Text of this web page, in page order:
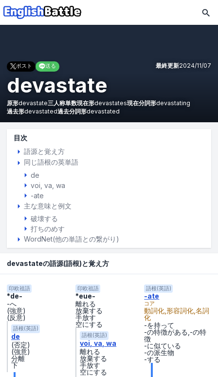
ポスト 送る 最終更新2024/11/07
devastate
原形devastate三人称単数現在形devastates現在分詞形devastating
過去形devastated過去分詞形devastated
目次
語源と覚え方
同じ語根の英単語
de
voi va wa
-ate
主な意味と例文
破壊する
打ちのめす
WordNet(他の単語との繋がり)
devastateの語源(語根)と覚え方
印欧祖語
*de-
-へ
(強意)
(反意)
語根(英語)
de
(否定)
(強意)
分離
下
印欧祖語
*eue-
離れる
放棄する
手放す
空にする
語根(英語)
voi va wa
離れる
放棄する
手放す
空にする
語根(英語)
-ate
コア
動詞化,形容詞化,名詞
化
-を持って
-の特徴がある,-の特
徴
-に似ている
-の派生物
-する